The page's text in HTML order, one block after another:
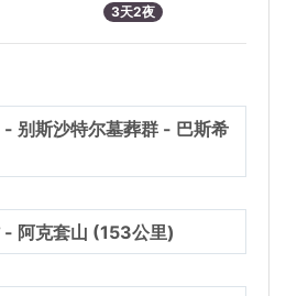
3天2夜
别斯沙特尔墓葬群 - 巴斯希
- 阿克套山 (153公里)